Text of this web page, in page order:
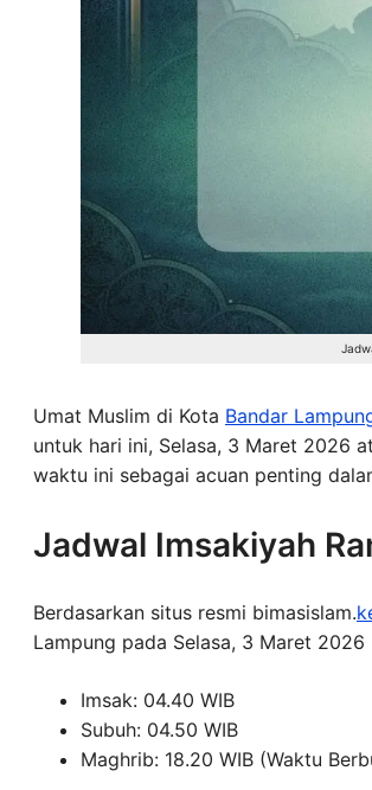
Umat Muslim di Kota Bandar
untuk hari ini, Selasa, 3 Maret 2026
waktu ini sebagai acuan penting
Jadwal Imsakiyah
Berdasarkan situs resmi bimasislam.
Lampung pada Selasa, 3 Maret
Imsak: 04.40 WIB
Subuh: 04.50 WIB
Maghrib: 18.20 WIB (Waktu